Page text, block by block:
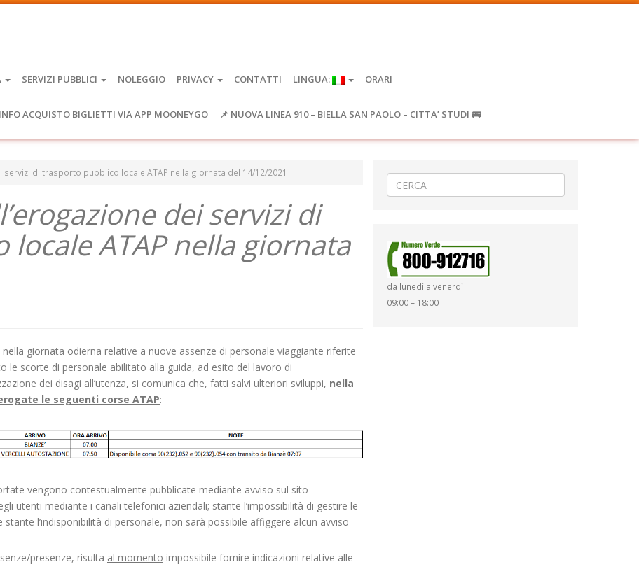
SERVIZI PUBBLICI NOLEGGIO PRIVACY CONTATTI LINGUA: ORARI
INFO ACQUISTO BIGLIETTI VIA APP MOONEYGO 📌 NUOVA LINEA 910 – BIELLA SAN PAOLO – CITTA’ STUDI 🚌
servizi di trasporto pubblico locale ATAP nella giornata del 14/12/2021
dei servizi di
ATAP nella giornata
giornata odierna relative a nuove assenze di personale viaggiante riferite
le scorte di personale abilitato alla guida, ad esito del lavoro di
dei disagi all’utenza, si comunica che, fatti salvi ulteriori sviluppi, nella
le seguenti corse ATAP:
vengono contestualmente pubblicate mediante avviso sul sito
utenti mediante i canali telefonici aziendali; stante l’impossibilità di gestire le
l’indisponibilità di personale, non sarà possibile affiggere alcun avviso
presenze, risulta al momento impossibile fornire indicazioni relative alle
da lunedì a venerdì
09:00 – 18:00